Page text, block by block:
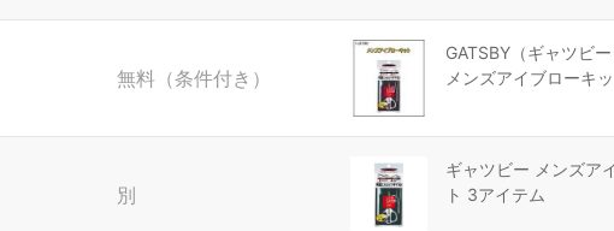
無料（条件付き）
GATSBY（ギャツビ
メンズアイブローキ
別
ギャツビー メンズア
ト 3アイテム